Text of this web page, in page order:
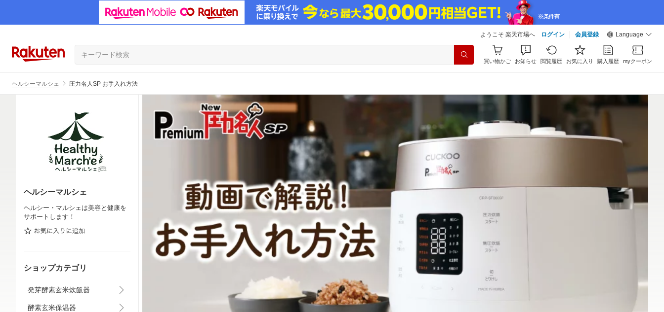
ようこそ 楽天市場へ ログイン 会員登録 Language
買い物かご お知らせ 閲覧履歴 お気に入り 購入履歴 myクーポン
ヘルシーマルシェ 圧力名人SP お手入れ方法
ヘルシーマルシェ
ヘルシー・マルシェは美容と健康を
サポートします！
ショップカテゴリ
発芽酵素玄米炊飯器
酵素玄米保温器